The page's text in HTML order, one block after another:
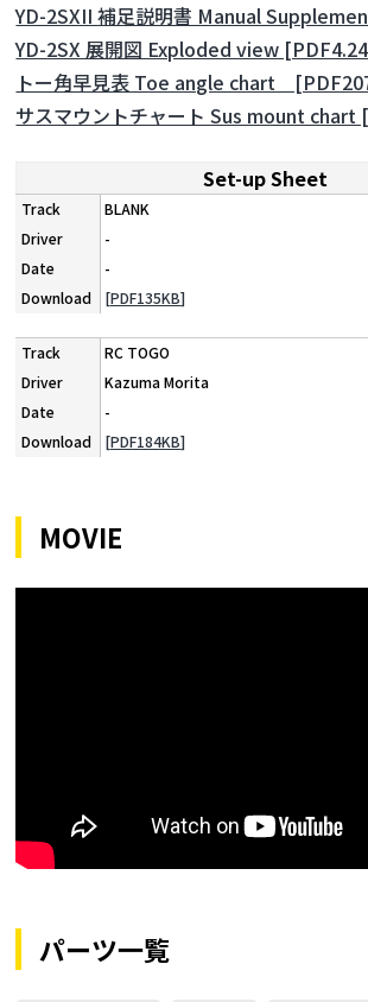
YD-2SXII 補足説明書 Manual
YD-2SX 展開図 Exploded view
トー角早見表 Toe angle chart
サスマウントチャート Sus mount chart
Set-up Sheet
BLANK
-
-
[PDF135KB]
RC TOGO
Kazuma Morita
-
[PDF184KB]
MOVIE
パーツ一覧